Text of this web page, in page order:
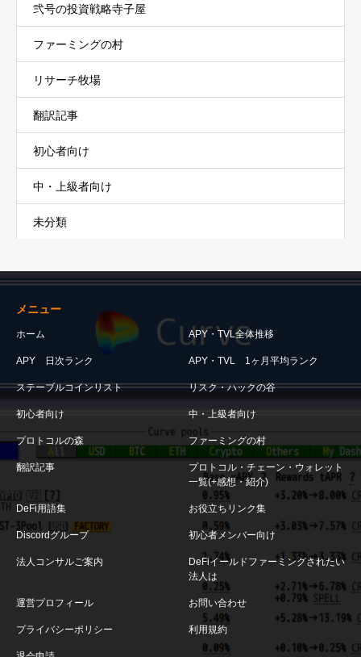
弐号の投資戦略寺子屋
ファーミングの村
リサーチ牧場
翻訳記事
初心者向け
中・上級者向け
未分類
メニュー
ホーム APY・TVL全体推移
APY 日次ランク APY・TVL 1ヶ月平均ランク
ステーブルコインリスト リスク・ハックの谷
初心者向け 中・上級者向け
プロトコルの森 ファーミングの村
翻訳記事
プロトコル・チェーン・ウォレット
一覧(+感想・紹介)
DeFi用語集 お役立ちリンク集
Discordグループ 初心者メンバー向け
法人コンサルご案内
DeFiイールドファーミングされたい
法人は
運営プロフィール お問い合わせ
プライバシーポリシー 利用規約